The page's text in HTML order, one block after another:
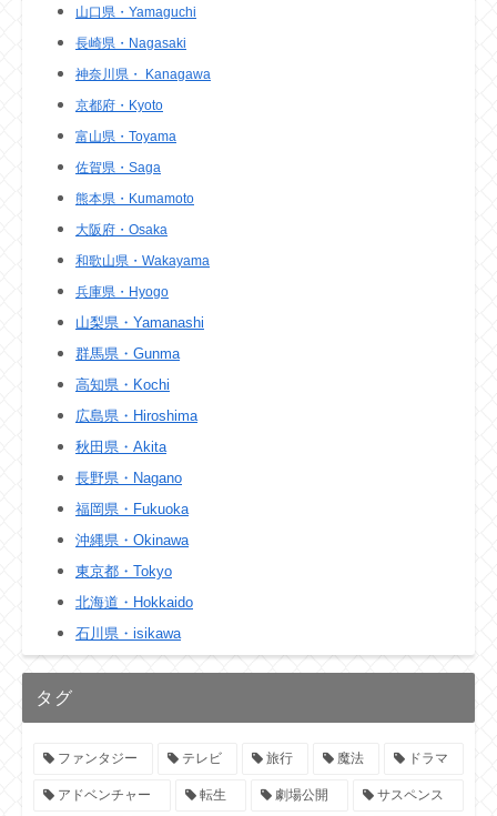
山口県・Yamaguchi
長崎県・Nagasaki
神奈川県・ Kanagawa
京都府・Kyoto
富山県・Toyama
佐賀県・Saga
熊本県・Kumamoto
大阪府・Osaka
和歌山県・Wakayama
兵庫県・Hyogo
山梨県・Yamanashi
群馬県・Gunma
高知県・Kochi
広島県・Hiroshima
秋田県・Akita
長野県・Nagano
福岡県・Fukuoka
沖縄県・Okinawa
東京都・Tokyo
北海道・Hokkaido
石川県・isikawa
タグ
ファンタジー テレビ 旅行 魔法 ドラマ
アドベンチャー 転生 劇場公開 サスペンス